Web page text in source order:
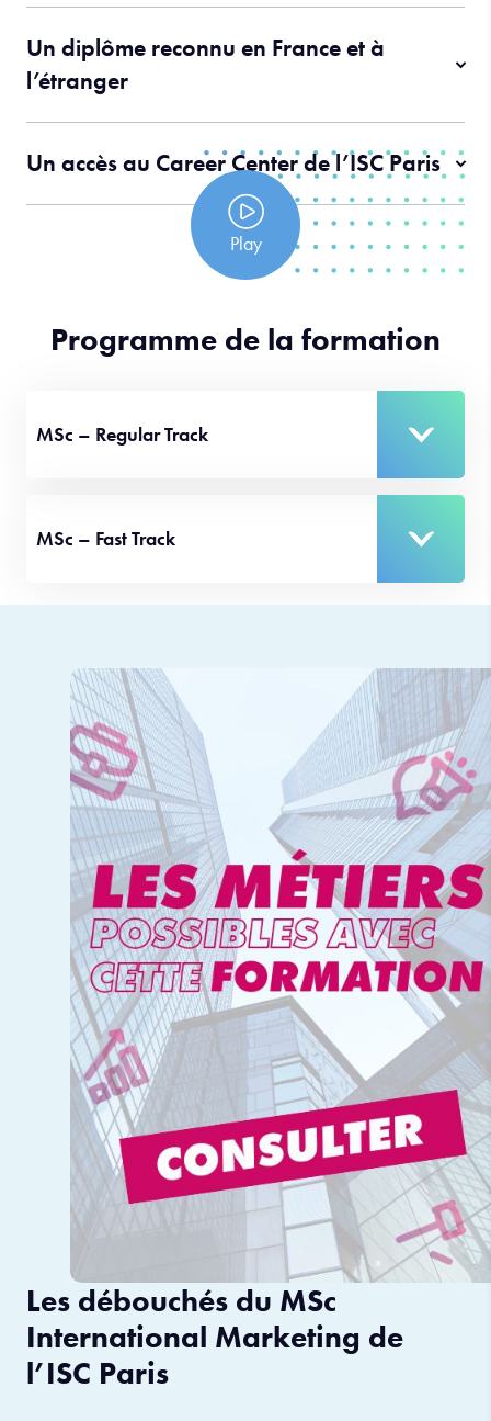
Un diplôme reconnu en France et à
l’étranger
Un accès au Career Center de l’ISC Paris
Play
Programme de la formation
MSc – Regular Track
MSc – Fast Track
Les débouchés du MSc
International Marketing de
l’ISC Paris